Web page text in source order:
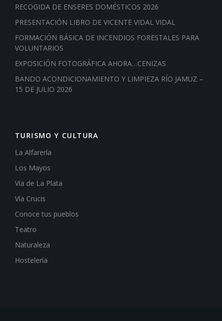
RECOGIDA DE ENSERES DOMÉSTICOS 2026
PRESENTACIÓN LIBRO DE VICENTE VIDAL VIDAL
FORMACIÓN BÁSICA DE INCENDIOS FORESTALES PARA
VOLUNTARIOS
EXPOSICIÓN FOTOGRÁFICA AHORA…CENIZAS
BANDO ACONDICIONAMIENTO Y LIMPIEZA RÍO JAMUZ –
15 DE JULIO 2026
TURISMO Y CULTURA
La Alfarería
Los Mayos
Vía de La Plata
Vía Crucis
Conoce tus pueblos
Teatro
Naturaleza
Hostelería